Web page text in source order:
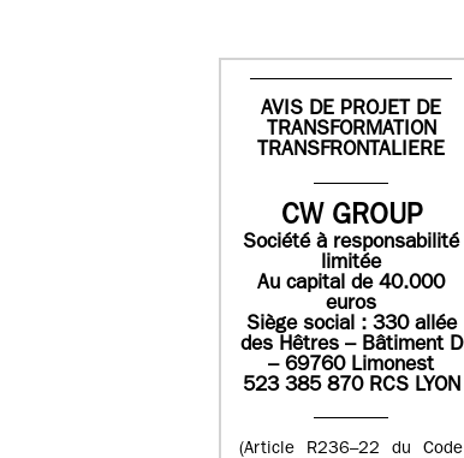
AVIS DE PROJET DE
TRANSFORMATION
TRANSFRONTALIERE
CW GROUP
Société à responsabilité
limitée
Au capital de 40.000
euros
Siège social : 330 allée
des Hêtres – Bâtiment D
– 69760 Limonest
523 385 870 RCS LYON
(Article R236–22 du Code